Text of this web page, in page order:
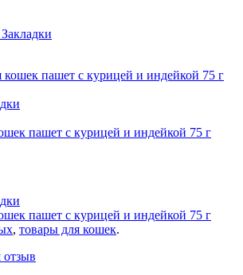
пашет с курицей и индейкой 75 г
пашет с курицей и индейкой 75 г
, товары для кошек.